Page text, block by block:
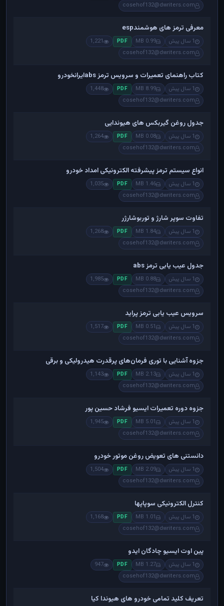
cosehof132@dwriters.com
معرفی ترمز های هوشمندesp
1 سال پیش 0.99 MB
PDF
1,221
cosehof132@dwriters.com
کتاب راهنمای تعمیرات و سرویس ترمز absایرانخودرو
1 سال پیش 8.99 MB
PDF
1,448
cosehof132@dwriters.com
جدول روغن گیربکس های هیوندایی
1 سال پیش 0.08 MB
PDF
1,264
cosehof132@dwriters.com
انواع سیستم ترمز پیشرفته الکترونیکی امداد خودرو
1 سال پیش 1.46 MB
PDF
1,035
cosehof132@dwriters.com
تفاوت سوپر شارژ و توربوشارژر
1 سال پیش 1.84 MB
PDF
1,268
cosehof132@dwriters.com
جدول عیب یابی ترمز abs
1 سال پیش 0.88 MB
PDF
1,985
cosehof132@dwriters.com
سرویس عیب یابی ترمز پراید
1 سال پیش 0.51 MB
PDF
1,517
cosehof132@dwriters.com
جزوه آشنایی با توری فرمان‌های پرقدرت هیدرولیکی و برقی
1 سال پیش 2.13 MB
PDF
1,143
cosehof132@dwriters.com
جزوه دوره تعمیرات ایسیو فرشاد حسین پور
1 سال پیش 5.01 MB
PDF
1,945
cosehof132@dwriters.com
دانستنی های تعویض روغن موتور خودرو
1 سال پیش 2.09 MB
PDF
1,504
cosehof132@dwriters.com
کنترل الکترونیکی سوپاپها
1 سال پیش 1.01 MB
PDF
1,168
cosehof132@dwriters.com
پین اوت ایسیو چادگان ایدو
1 سال پیش 1.27 MB
PDF
947
cosehof132@dwriters.com
تعریف کلید تمامی خودرو های هیوندا کیا